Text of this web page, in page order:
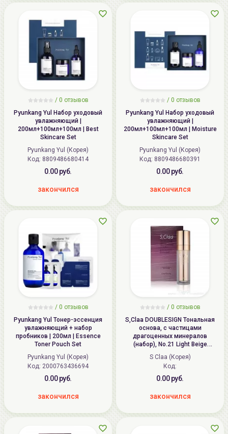
/ 0 отзывов
Pyunkang Yul Набор уходовый
увлажняющий |
200мл+100мл+100мл | Best
Skincare Set
Pyunkang Yul (Корея)
Код: 8809486680414
0.00 руб.
закончился
/ 0 отзывов
Pyunkang Yul Набор уходовый
увлажняющий |
200мл+100мл+100мл | Moisture
Skincare Set
Pyunkang Yul (Корея)
Код: 8809486680391
0.00 руб.
закончился
/ 0 отзывов
Pyunkang Yul Тонер-эссенция
увлажняющий + набор
пробников | 200мл | Essence
Toner Pouch Set
Pyunkang Yul (Корея)
Код: 2000763436694
0.00 руб.
закончился
/ 0 отзывов
S,Claa DOUBLESIGN Тональная
основа, с частицами
драгоценных минералов
(набор), No.21 Light Beige
(Светлый бежевый), SPF30 PA++
| 40мл(+15мл) | DOUBLESIGN
Prestige Cover Foundation (SET),
SPF30 PA++
S Claa (Корея)
Код:
0.00 руб.
закончился